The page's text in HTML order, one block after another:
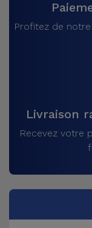
Profitez de
Livraison
Recevez votre